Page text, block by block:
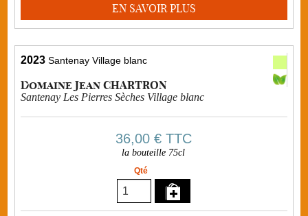
EN SAVOIR PLUS
2023 Santenay Village blanc
Domaine Jean CHARTRON
Santenay Les Pierres Sèches Village blanc
36,00 €TTC
la bouteille 75cl
Qté